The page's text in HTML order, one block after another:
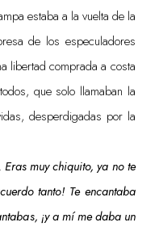
estaba a la vuelta de la
de los especuladores
libertad comprada a costa
que solo llamaban la
desperdigadas por la
muy chiquito, ya no te
tanto! Te encantaba
¡y a mí me daba un